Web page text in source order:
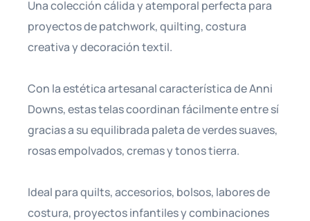
Una colección cálida y atemporal perfecta para
proyectos de patchwork, quilting, costura
creativa y decoración textil.
Con la estética artesanal característica de Anni
Downs, estas telas coordinan fácilmente entre sí
gracias a su equilibrada paleta de verdes suaves,
rosas empolvados, cremas y tonos tierra.
Ideal para quilts, accesorios, bolsos, labores de
costura, proyectos infantiles y combinaciones